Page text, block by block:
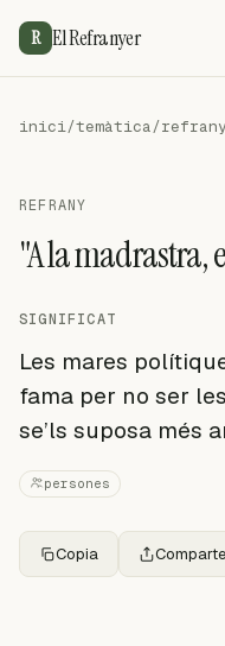
R El Refranyer
inici/temàtica/refrany
REFRANY
"A la madrastra,
SIGNIFICAT
Les mares
fama per no ser
se’ls suposa més
persones
Copia